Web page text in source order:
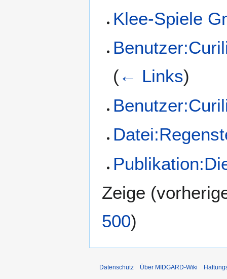
Klee-Spiele
(← Links)
Zeige (
500)
Datenschutz Über MIDGARD-Wiki